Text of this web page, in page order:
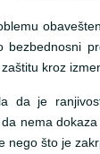
bezbednosni
kroz
da je
nema
nego što je